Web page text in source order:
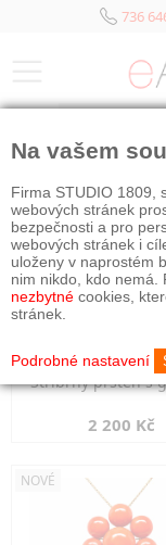
736
Stříbrný prsten s
2 200 Kč
NOVÉ
Na vašem
Firma STUDIO 1809,
webových stránek
bezpečnosti a pro
webových stránek i
uloženy v naprostém
nim nikdo, kdo nemá.
nezbytné cookies,
stránek.
Podrobné nastavení